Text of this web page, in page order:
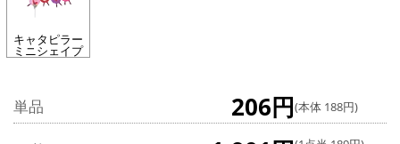
キャタピラー
ミニシェイプ
単品 206円(本体 188円)